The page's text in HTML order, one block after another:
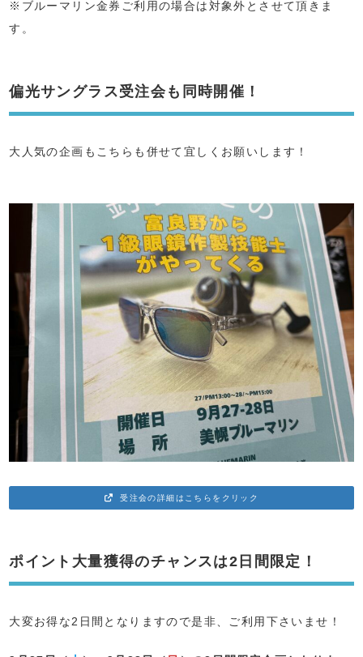
※ブルーマリン金券ご利用の場合は対象外とさせて頂きま
す。
偏光サングラス受注会も同時開催！
大人気の企画もこちらも併せて宜しくお願いします！
受注会の詳細はこちらをクリック
ポイント大量獲得のチャンスは2日間限定！
大変お得な2日間となりますので是非、ご利用下さいませ！